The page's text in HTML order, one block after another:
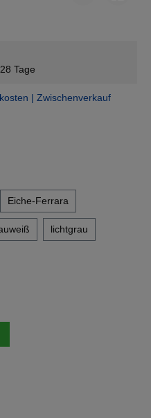
Tage
| Zwischenverkauf
Eiche-Ferrara
lichtgrau
gewünschten